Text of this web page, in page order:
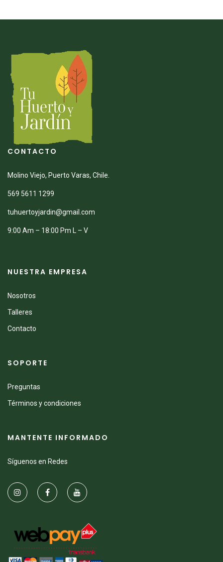
CONTACTO
Molino Viejo, Puerto Varas, Chile.
569 5611 1299
tuhuertoyjardin@gmail.com
9:00 Am – 18:00 Pm L – V
NUESTRA EMPRESA
Nosotros
Talleres
Contacto
SOPORTE
Preguntas
Términos y condiciones
MANTENTE INFORMADO
Síguenos en Redes